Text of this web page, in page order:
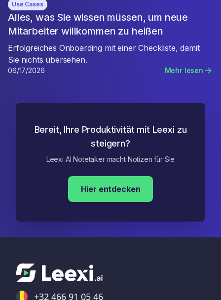
Use Cases
Alles, was Sie wissen müssen, um neue
Mitarbeiter willkommen zu heißen
Erfolgreiches Onboarding mit einer Checkliste, damit
Sie nichts übersehen.
06/17/2026 Mehr lesen
Bereit, Ihre Produktivität mit Leexi zu
steigern?
Leexi AI Notetaker macht Notizen für Sie
Hier entdecken
+32 466 91 05 46